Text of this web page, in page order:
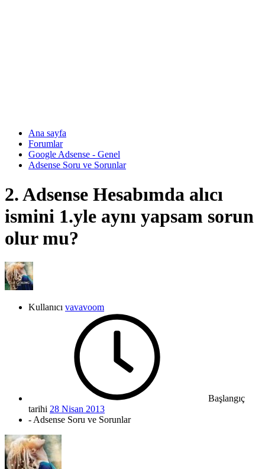
Ana sayfa
Forumlar
Google Adsense - Genel
Adsense Soru ve Sorunlar
2. Adsense Hesabımda alıcı
ismini 1.yle aynı yapsam sorun
olur mu?
Kullanıcı vavavoom
Başlangıç
tarihi 28 Nisan 2013
- Adsense Soru ve Sorunlar